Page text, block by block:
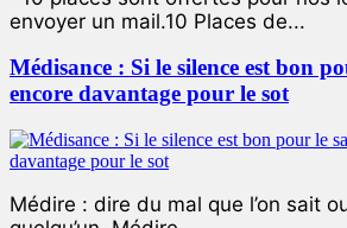
envoyer un mail.10 Places de...
Médisance : Si le silence est bon
encore davantage pour le sot
Médire : dire du mal que l’on sait